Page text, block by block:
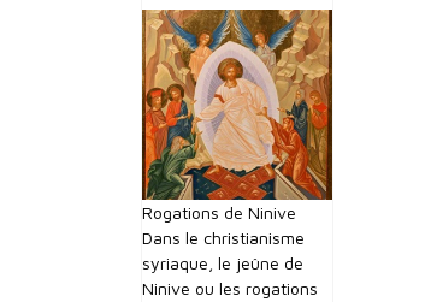
Rogations de Ninive
Dans le christianisme
syriaque, le jeûne de
Ninive ou les rogations